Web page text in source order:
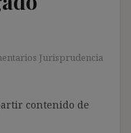
Jurisprudencia
contenido de